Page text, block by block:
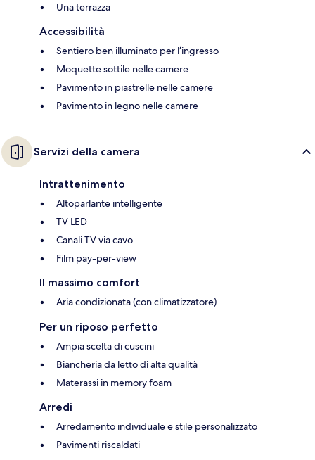
Una terrazza
Accessibilità
Sentiero ben illuminato per l’ingresso
Moquette sottile nelle camere
Pavimento in piastrelle nelle camere
Pavimento in legno nelle camere
Servizi della camera
Intrattenimento
Altoparlante intelligente
TV LED
Canali TV via cavo
Film pay-per-view
Il massimo comfort
Aria condizionata (con climatizzatore)
Per un riposo perfetto
Ampia scelta di cuscini
Biancheria da letto di alta qualità
Materassi in memory foam
Arredi
Arredamento individuale e stile personalizzato
Pavimenti riscaldati